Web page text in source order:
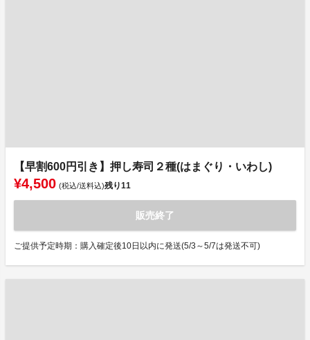
【早割600円引き】押し寿司２種(はまぐり・いわし)
¥4,500 (税込/送料込)残り11
販売終了
ご提供予定時期：購入確定後10日以内に発送(5/3～5/7は発送不可)